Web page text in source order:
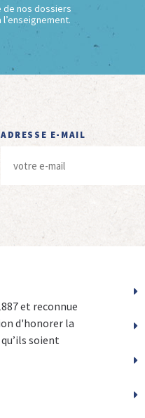
de nos dossiers
ADRESSE E-MAIL
et reconnue
d'honorer la
soient